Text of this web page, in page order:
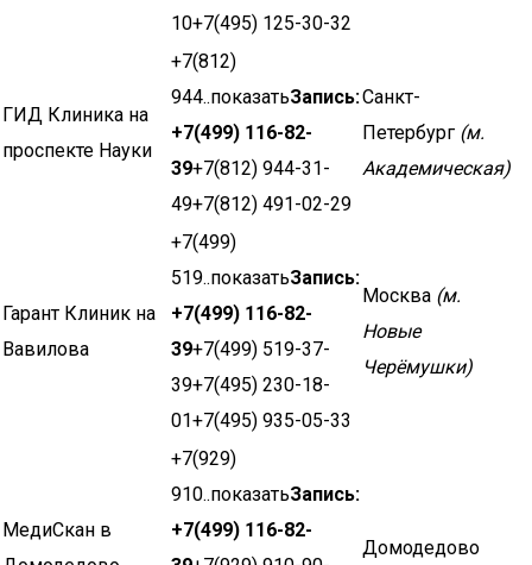
10+7(495) 125-30-32
ГИД Клиника на
проспекте Науки
+7(812)
944..показатьЗапись:
+7(499) 116-82-
39+7(812) 944-31-
49+7(812) 491-02-29
Санкт-
Петербург (м.
Академическая)
Гарант Клиник на
Вавилова
+7(499)
519..показатьЗапись:
+7(499) 116-82-
39+7(499) 519-37-
39+7(495) 230-18-
01+7(495) 935-05-33
Москва (м.
Новые
Черёмушки)
МедиСкан в
+7(929)
910..показатьЗапись:
+7(499) 116-82-
Домодедово